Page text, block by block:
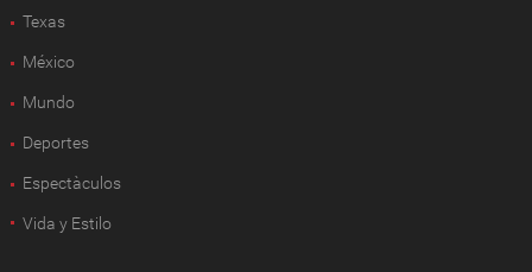
Texas
México
Mundo
Deportes
Espectàculos
Vida y Estilo